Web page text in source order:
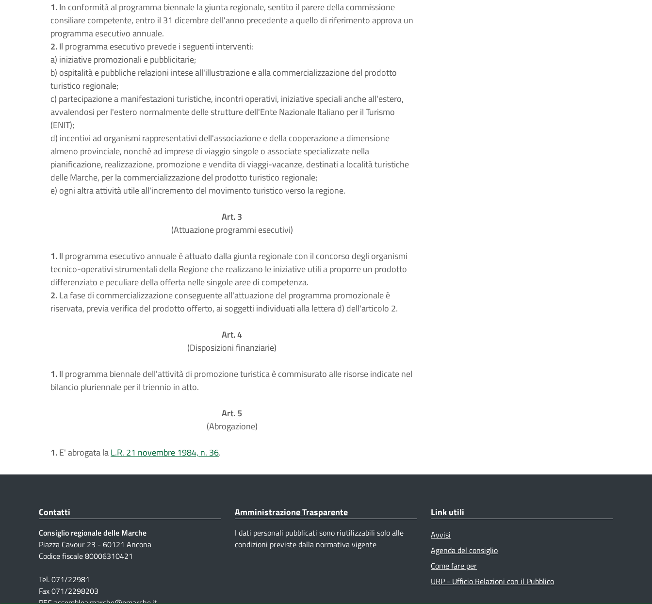
1.In conformità al programma biennale la giunta regionale, sentito il parere della commissione
consiliare competente, entro il 31 dicembre dell'anno precedente a quello di riferimento approva un
programma esecutivo annuale.
2.Il programma esecutivo prevede i seguenti interventi:
a) iniziative promozionali e pubblicitarie;
b) ospitalità e pubbliche relazioni intese all'illustrazione e alla commercializzazione del prodotto
turistico regionale;
c) partecipazione a manifestazioni turistiche, incontri operativi, iniziative speciali anche all'estero,
avvalendosi per l'estero normalmente delle strutture dell'Ente Nazionale Italiano per il Turismo
(ENIT);
d) incentivi ad organismi rappresentativi dell'associazione e della cooperazione a dimensione
almeno provinciale, nonchè ad imprese di viaggio singole o associate specializzate nella
pianificazione, realizzazione, promozione e vendita di viaggi-vacanze, destinati a località turistiche
delle Marche, per la commercializzazione del prodotto turistico regionale;
e) ogni altra attività utile all'incremento del movimento turistico verso la regione.
Art. 3
(Attuazione programmi esecutivi)
1.Il programma esecutivo annuale è attuato dalla giunta regionale con il concorso degli organismi
tecnico-operativi strumentali della Regione che realizzano le iniziative utili a proporre un prodotto
differenziato e peculiare della offerta nelle singole aree di competenza.
2.La fase di commercializzazione conseguente all'attuazione del programma promozionale è
riservata, previa verifica del prodotto offerto, ai soggetti individuati alla lettera d) dell'articolo 2.
Art. 4
(Disposizioni finanziarie)
1.Il programma biennale dell'attività di promozione turistica è commisurato alle risorse indicate nel
bilancio pluriennale per il triennio in atto.
Art. 5
(Abrogazione)
1.E' abrogata laL.R. 21 novembre 1984, n. 36.
Contatti
Consiglio regionale delle Marche
Piazza Cavour 23 - 60121 Ancona
Codice fiscale 80006310421
Tel. 071/22981
Fax 071/2298203
Amministrazione Trasparente
I dati personali pubblicati sono riutilizzabili solo alle
condizioni previste dalla normativa vigente
Link utili
Avvisi
Agenda del consiglio
Come fare per
URP - Ufficio Relazioni con il Pubblico